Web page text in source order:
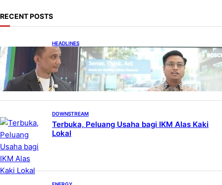
h
RECENT POSTS
HEADLINES
Teknologi Keselamatan, Penentu Baru
Persaingan Industri Otomotif
DOWNSTREAM
Terbuka, Peluang Usaha bagi IKM Alas Kaki
Lokal